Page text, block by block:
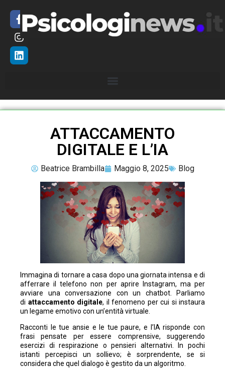
ATTACCAMENTO
DIGITALE E L’IA
Beatrice Brambilla Maggio 8, 2025 Blog
Immagina di tornare a casa dopo una giornata intensa e di
afferrare il telefono non per aprire Instagram, ma per
avviare una conversazione con un chatbot. Parliamo
di attaccamento digitale, il fenomeno per cui si instaura
un legame emotivo con un’entità virtuale.
Racconti le tue ansie e le tue paure, e l’IA risponde con
frasi pensate per essere comprensive, suggerendo
esercizi di respirazione o pensieri alternativi. In pochi
istanti percepisci un sollievo; è sorprendente, se si
considera che quel dialogo è gestito da un algoritmo.